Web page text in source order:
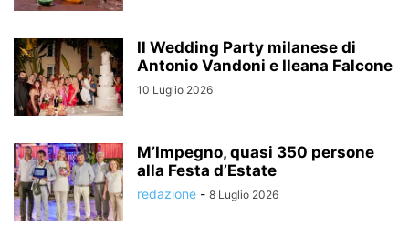
Il Wedding Party milanese di
Antonio Vandoni e Ileana Falcone
10 Luglio 2026
M’Impegno, quasi 350 persone
alla Festa d’Estate
redazione - 8 Luglio 2026